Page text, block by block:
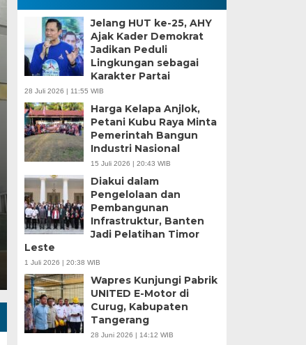
Zona Blank Spot,
Serang Lakukan
Senin, 15 Jun 2026 - 14:09 WIB
BagusNews.Co – Pelaksanaan Sistem Penerimaan
di Kota Serang menghadapi tantangan…
Jelang HUT ke-25, AHY
Ajak Kader Demokrat
Jadikan Peduli
Lingkungan sebagai
Karakter Partai
28 Juli 2026 | 11:55 WIB
Harga Kelapa Anjlok,
Petani Kubu Raya Minta
Pemerintah Bangun
Industri Nasional
15 Juli 2026 | 20:43 WIB
Diakui dalam
Pengelolaan dan
Pembangunan
Infrastruktur, Banten
Jadi Pelatihan Timor
Leste
1 Juli 2026 | 20:38 WIB
Wapres Kunjungi Pabrik
UNITED E-Motor di
Curug, Kabupaten
Tangerang
28 Juni 2026 | 14:12 WIB